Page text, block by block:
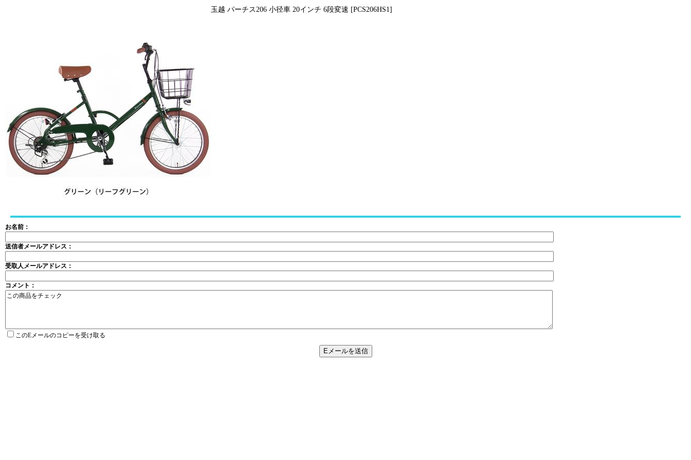
玉越 パーチス206 小径車 20インチ 6段変速 [PCS206HS1]
お名前：
送信者メールアドレス：
受取人メールアドレス：
コメント：
このEメールのコピーを受け取る